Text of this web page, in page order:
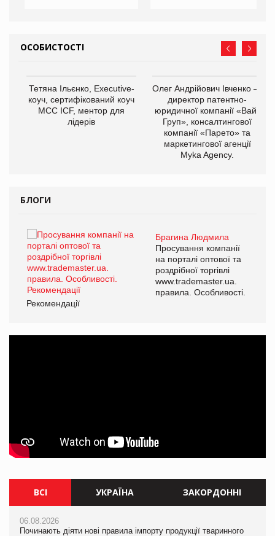
ОСОБИСТОСТІ
Тетяна Ільєнко, Executive-
коуч, сертифікований коуч
МСС ICF, ментор для
лідерів
Олег Андрійович Івченко —
директор патентно-
юридичної компанії «Вайз
Груп», консалтингової
компанії «Парето» та
маркетингової агенції
Myka Agency.
БЛОГИ
Брагина Людмила
Просування компанії
на порталі оптової та
роздрібної торгівлі
www.trademaster.ua.
правила. Особливості.
Рекомендації
ВСІ УКРАЇНА ЗАКОРДОННІ
06.08.2026
Починають діяти нові правила імпорту продукції тваринного
06.08.2026
Починають діяти нові правила імпорту продукції тваринного
06.08.2026
Починають діяти нові правила імпорту продукції тваринного